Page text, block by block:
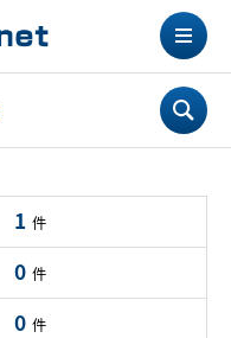
1 件
0 件
0 件